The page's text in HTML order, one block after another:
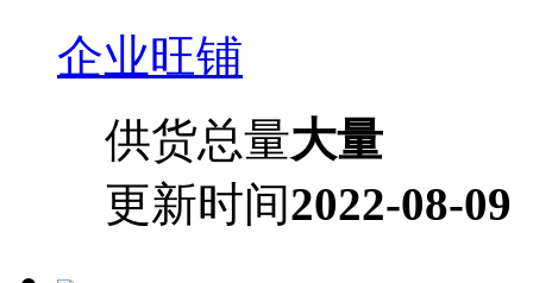
企业旺铺
供货总量大量
更新时间2022-08-09